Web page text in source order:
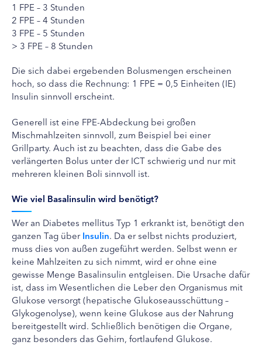
1 FPE – 3 Stunden
2 FPE – 4 Stunden
3 FPE – 5 Stunden
> 3 FPE – 8 Stunden
Die sich dabei ergebenden Bolusmengen erscheinen
hoch, so dass die Rechnung: 1 FPE = 0,5 Einheiten (IE)
Insulin sinnvoll erscheint.
Generell ist eine FPE-Abdeckung bei großen
Mischmahlzeiten sinnvoll, zum Beispiel bei einer
Grillparty. Auch ist zu beachten, dass die Gabe des
verlängerten Bolus unter der ICT schwierig und nur mit
mehreren kleinen Boli sinnvoll ist.
Wie viel Basalinsulin wird benötigt?
Wer an Diabetes mellitus Typ 1 erkrankt ist, benötigt den
ganzen Tag überInsulin. Da er selbst nichts produziert,
muss dies von außen zugeführt werden. Selbst wenn er
keine Mahlzeiten zu sich nimmt, wird er ohne eine
gewisse Menge Basalinsulin entgleisen. Die Ursache dafür
ist, dass im Wesentlichen die Leber den Organismus mit
Glukose versorgt (hepatische Glukoseausschüttung –
Glykogenolyse), wenn keine Glukose aus der Nahrung
bereitgestellt wird. Schließlich benötigen die Organe,
ganz besonders das Gehirn, fortlaufend Glukose.